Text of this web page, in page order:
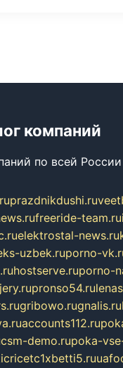
компаний
по всей России
prazdnikdushi.ru
freeride-team.ru
elektrostal-news.ru
uzbek.ruporno-
hostserve.ruporno-
pronso54.ru
gribowo.rugnalis.ru
accounts112.ru
csm-demo.rupoka-